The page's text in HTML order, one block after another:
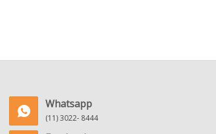
Whatsapp
(11) 3022- 8444